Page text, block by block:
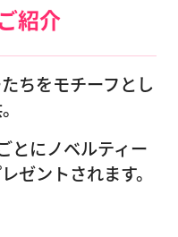
紹介
ちをモチーフとし
とにノベルティー
ゼントされます。